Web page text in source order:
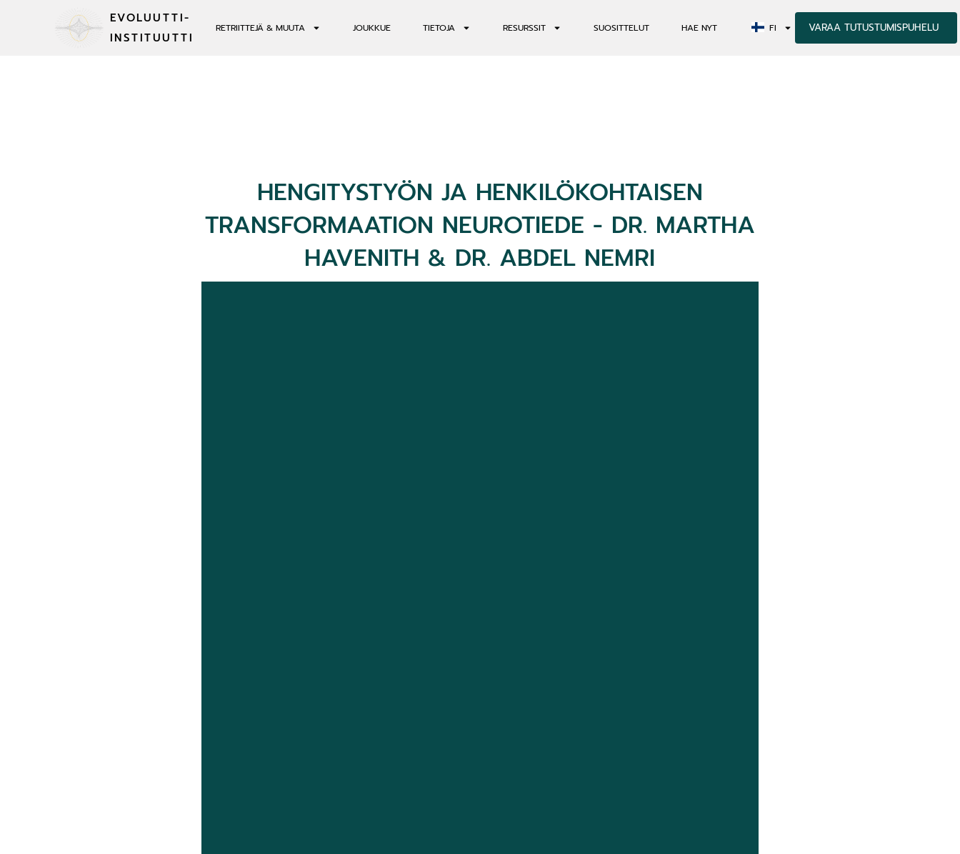
RETRIITTEJÄ & MUUTA JOUKKUE TIETOJA RESURSSIT SUOSITTELUT HAE NYT FI VARAA TUTUSTUMISPUHELU
EVOLUUTTI-
INSTITUUTTI
HENGITYSTYÖN JA HENKILÖKOHTAISEN
TRANSFORMAATION NEUROTIEDE - DR. MARTHA
HAVENITH & DR. ABDEL NEMRI